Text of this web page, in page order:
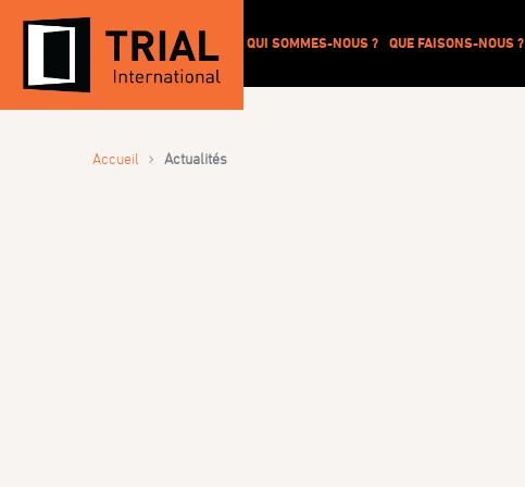
QUI SOMMES-NOUS ? QUE FAISONS-NOUS ?
Accueil › Actualités